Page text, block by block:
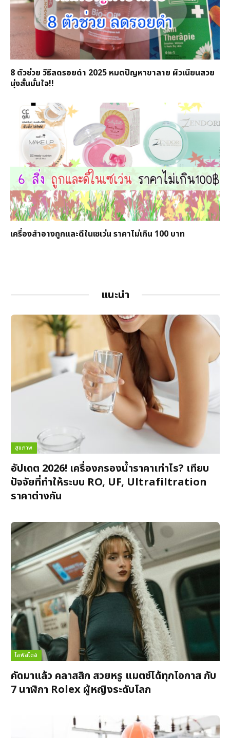
8 ตัวช่วย วิธีลดรอยดำ 2025 หมดปัญหาขาลาย ผิวเนียนสวย
นุ่งสั้นมั่นใจ!!
เครื่องสำอางถูกและดีในเซเว่น ราคาไม่เกิน 100 บาท
แนะนำ
สุขภาพ
อัปเดต 2026! เครื่องกรองน้ำราคาเท่าไร? เทียบ
ปัจจัยที่ทำให้ระบบ RO, UF, Ultrafiltration
ราคาต่างกัน
ไลฟ์สไตล์
คัดมาแล้ว คลาสสิก สวยหรู แมตช์ได้ทุกโอกาส กับ
7 นาฬิกา Rolex ผู้หญิงระดับโลก